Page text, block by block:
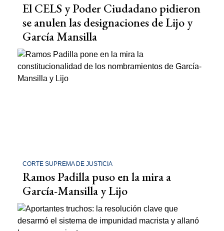
El CELS y Poder Ciudadano pidieron
se anulen las designaciones de Lijo y
García Mansilla
CORTE SUPREMA DE JUSTICIA
Ramos Padilla puso en la mira a
García-Mansilla y Lijo